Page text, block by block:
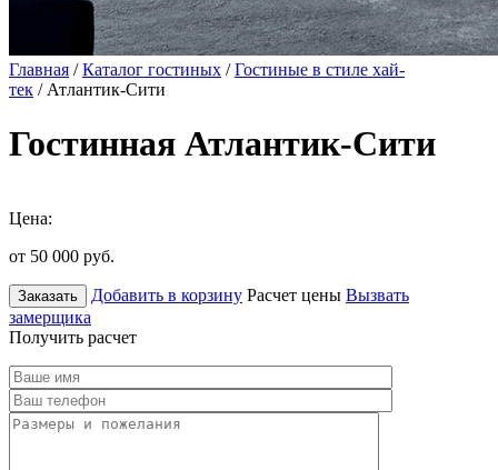
Главная /Каталог гостиных /Гостиные в стиле хай-
тек / Атлантик-Сити
Гостинная Атлантик-Сити
Цена:
от 50 000 руб.
Заказать Добавить в корзину Расчет цены Вызвать
замерщика
Получить расчет